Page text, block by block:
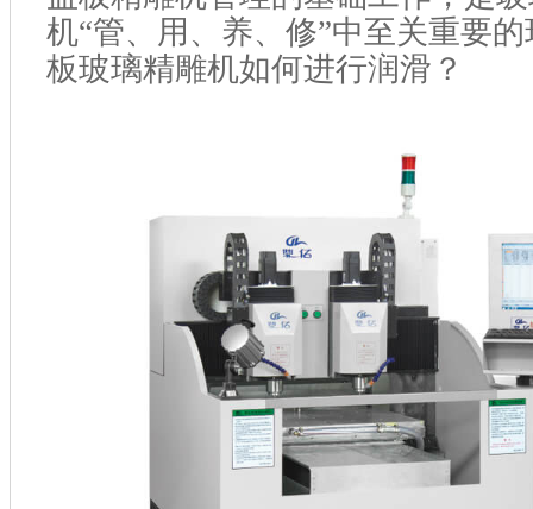
机“管、用、养、修”中至关重要
板玻璃精雕机如何进行润滑？